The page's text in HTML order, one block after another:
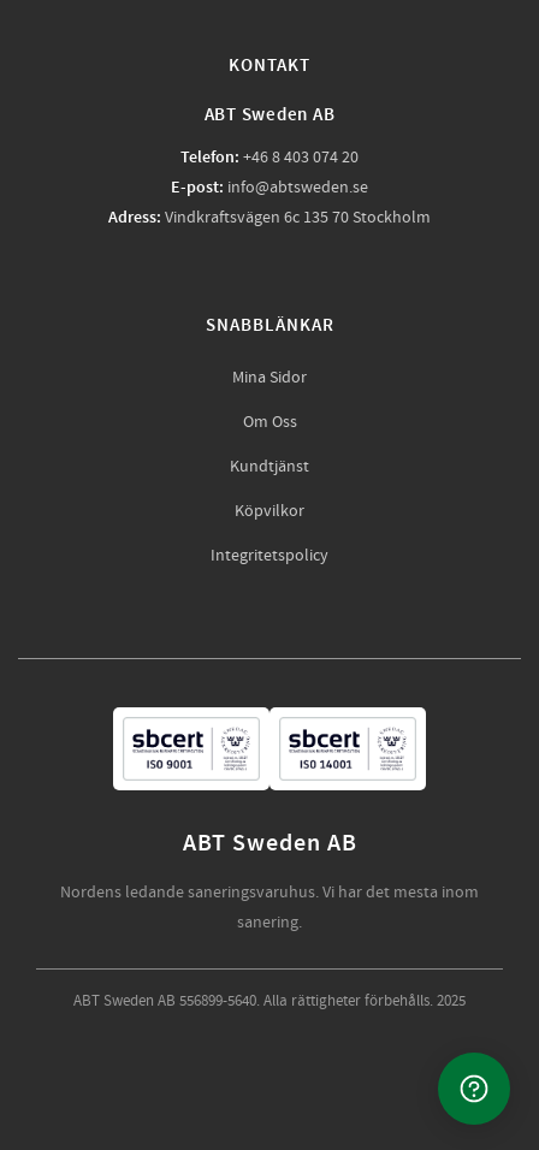
KONTAKT
ABT Sweden AB
Telefon: +46 8 403 074 20
E-post: info@abtsweden.se
Adress: Vindkraftsvägen 6c 135 70 Stockholm
SNABBLÄNKAR
Mina Sidor
Om Oss
Kundtjänst
Köpvilkor
Integritetspolicy
ABT Sweden AB
Nordens ledande saneringsvaruhus. Vi har det mesta inom
sanering.
ABT Sweden AB 556899-5640. Alla rättigheter förbehålls. 2025